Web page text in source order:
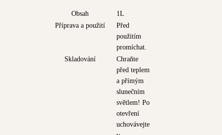
Obsah
1L
Příprava a použití
Před
použitím
promíchat.
Skladování
Chraňte
před teplem
a přímým
slunečním
světlem! Po
otevření
uchovávejte